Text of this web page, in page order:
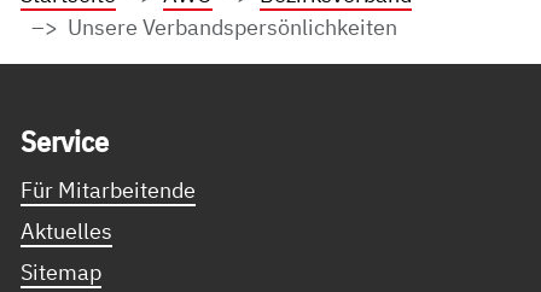
Unsere Verbandspersönlichkeiten
Ser­vice
Für Mitarbeitende
Aktuelles
Sitemap